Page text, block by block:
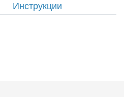
Инструкции